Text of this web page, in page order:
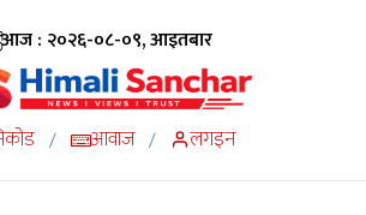
आज : २०२६-०८-०९, आइतबार
/ आवाज / लगइन